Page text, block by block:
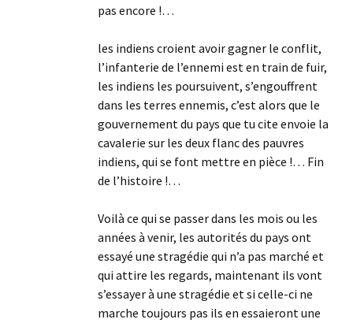
pas encore !…
les indiens croient avoir gagner le conflit,
l’infanterie de l’ennemi est en train de fuir,
les indiens les poursuivent, s’engouffrent
dans les terres ennemis, c’est alors que le
gouvernement du pays que tu cite envoie la
cavalerie sur les deux flanc des pauvres
indiens, qui se font mettre en pièce !… Fin
de l’histoire !…
Voilà ce qui se passer dans les mois ou les
années à venir, les autorités du pays ont
essayé une stragédie qui n’a pas marché et
qui attire les regards, maintenant ils vont
s’essayer à une stragédie et si celle-ci ne
marche toujours pas ils en essaieront une